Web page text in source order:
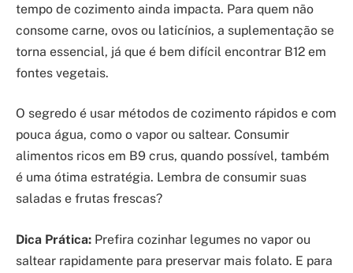
tempo de cozimento ainda impacta. Para quem não
consome carne, ovos ou laticínios, a suplementação se
torna essencial, já que é bem difícil encontrar B12 em
fontes vegetais.
O segredo é usar métodos de cozimento rápidos e com
pouca água, como o vapor ou saltear. Consumir
alimentos ricos em B9 crus, quando possível, também
é uma ótima estratégia. Lembra de consumir suas
saladas e frutas frescas?
Dica Prática: Prefira cozinhar legumes no vapor ou
saltear rapidamente para preservar mais folato. E para